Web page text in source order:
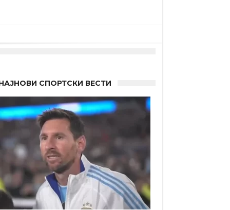
СПОРТСКИ ВЕСТИ